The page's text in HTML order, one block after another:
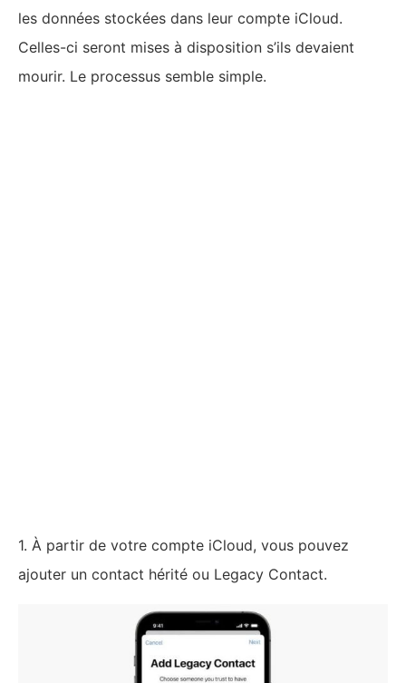
les données stockées dans leur compte iCloud.
Celles-ci seront mises à disposition s’ils devaient
mourir. Le processus semble simple.
1. À partir de votre compte iCloud, vous pouvez
ajouter un contact hérité ou Legacy Contact.